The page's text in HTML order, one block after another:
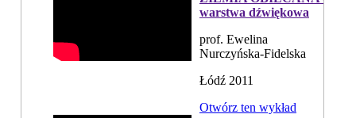
warstwa dźwiękowa
prof. Ewelina
Nurczyńska-Fidelska
Łódź 2011
Otwórz ten wykład